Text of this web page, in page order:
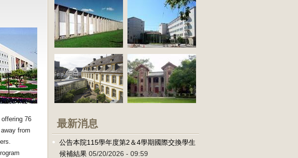
76
from
最新消息
公告本院115學年度第2＆4學期國際交換學生
候補結果 05/20/2026 - 09:59